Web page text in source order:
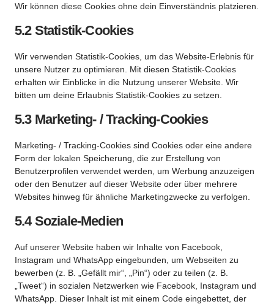
Wir können diese Cookies ohne dein Einverständnis platzieren.
5.2 Statistik-Cookies
Wir verwenden Statistik-Cookies, um das Website-Erlebnis für
unsere Nutzer zu optimieren. Mit diesen Statistik-Cookies
erhalten wir Einblicke in die Nutzung unserer Website. Wir
bitten um deine Erlaubnis Statistik-Cookies zu setzen.
5.3 Marketing- / Tracking-Cookies
Marketing- / Tracking-Cookies sind Cookies oder eine andere
Form der lokalen Speicherung, die zur Erstellung von
Benutzerprofilen verwendet werden, um Werbung anzuzeigen
oder den Benutzer auf dieser Website oder über mehrere
Websites hinweg für ähnliche Marketingzwecke zu verfolgen.
5.4 Soziale-Medien
Auf unserer Website haben wir Inhalte von Facebook,
Instagram und WhatsApp eingebunden, um Webseiten zu
bewerben (z. B. „Gefällt mir“, „Pin“) oder zu teilen (z. B.
„Tweet“) in sozialen Netzwerken wie Facebook, Instagram und
WhatsApp. Dieser Inhalt ist mit einem Code eingebettet, der